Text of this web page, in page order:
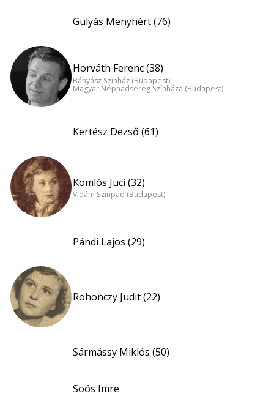
Gulyás Menyhért (76)
Horváth Ferenc (38)
Bányász Színház (Budapest)
Magyar Néphadsereg Színháza (Budapest)
Kertész Dezső (61)
Komlós Juci (32)
Vidám Színpad (Budapest)
Pándi Lajos (29)
Rohonczy Judit (22)
Sármássy Miklós (50)
Soós Imre